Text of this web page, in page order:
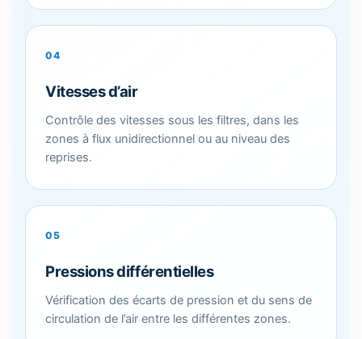
04
Vitesses d’air
Contrôle des vitesses sous les filtres, dans les
zones à flux unidirectionnel ou au niveau des
reprises.
05
Pressions différentielles
Vérification des écarts de pression et du sens de
circulation de l’air entre les différentes zones.